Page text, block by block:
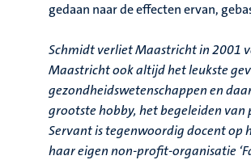
gedaan naar de effecten ervan,
Schmidt verliet Maastricht in 2001
Maastricht ook altijd het leukste
gezondheidswetenschappen en
grootste hobby, het begeleiden van
Servant is tegenwoordig docent op
haar eigen non-profit-organisatie